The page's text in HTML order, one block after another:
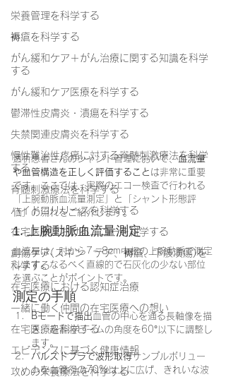
栄養管理を科学する
褥瘡を科学する
がん緩和ケア＋がん治療に関する知識を科学
する
がん緩和ケア医療を科学する
鬱滞性皮膚炎・潰瘍を科学する
失禁関連皮膚炎を科学する
慢性難治性疼痛に対する脊髄刺激療法を科学
する
脊髄刺激療法を科学する
ハイドロリリースを科学する
在宅医療におけるエコーを科学する
創傷ケア(スキン テア、褥瘡、下肢潰瘍)を
科学する
在宅医療における認知症治療
一緒に働く仲間の在宅医療への想い
在宅医療を科学する
エビデンスに基づく健康情報
攻めの栄養療法を科学する
透析患者さんのシャント管理において、血流量
や血管構造を正しく評価すること は非常に重要
です。ここでは、実際のエコー検査で行われる
「上腕動脈血流量測定」と「シャント形態評
価」の流れをご紹介します。
1. 上腕動脈血流量測定
血流量は、肘から7〜8cm中枢の上腕動脈で測定
します。なるべく直線的で石灰化の少ない部位
を選ぶことがポイントです。
測定の手順
Bモードで描出血管の中心を通る長軸像を描
き、超音波ビームの角度を60°以下に調整し
ます。
パルスドプラで波形取得サンプルボリュー
ムを血管径の70%以上に広げ、きれいな波